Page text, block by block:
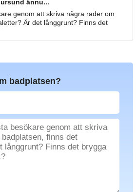
ännu...
genom att skriva några rader om
Är det långgrunt? Finns det
badplatsen?